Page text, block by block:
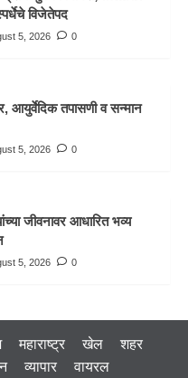
विजेतेपद
5, 2026 0
आयुर्वेदिक तपासणी व सन्मान
5, 2026 0
जीवनावर आधारित भव्य
5, 2026 0
महाराष्ट्र खेल
शहर
व्यापार वायरल